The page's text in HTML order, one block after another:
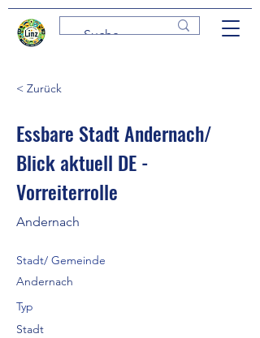
< Zurück
Essbare Stadt Andernach/
Blick aktuell DE -
Vorreiterrolle
Andernach
Stadt/ Gemeinde
Andernach
Typ
Stadt